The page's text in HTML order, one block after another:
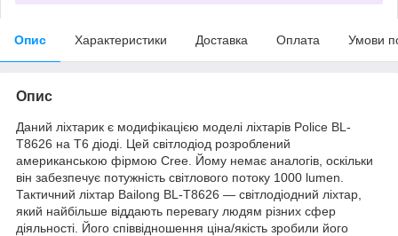
Опис Характеристики Доставка Оплата Умови
Опис
Даний ліхтарик є модифікацією моделі ліхтарів Police BL-
T8626 на Т6 діоді. Цей світлодіод розроблений
американською фірмою Cree. Йому немає аналогів, оскільки
він забезпечує потужність світлового потоку 1000 lumen.
Тактичний ліхтар Bailong BL-T8626 — світлодіодний ліхтар,
який найбільше віддають перевагу людям різних сфер
діяльності. Його співвідношення ціна/якість зробили його